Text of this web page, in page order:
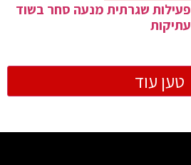
פעילות שגרתית מנעה סחר בשוד
עתיקות
טען עוד